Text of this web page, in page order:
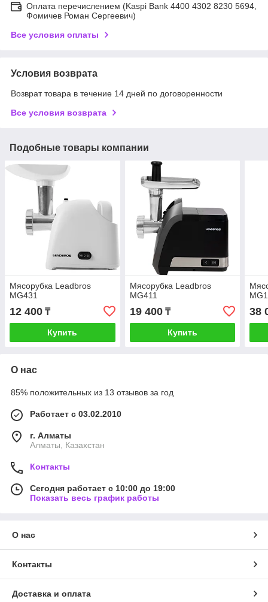
Оплата перечислением (Kaspi Bank 4400 4302 8230 5694,
Фомичев Роман Сергеевич)
Все условия оплаты
Условия возврата
Возврат товара в течение 14 дней по договоренности
Все условия возврата
Подобные товары компании
Мясорубка Leadbros
MG431
12 400 ₸
Купить
Мясорубка Leadbros
MG411
19 400₸
Купить
38
О нас
85% положительных из 13 отзывов за год
Работает с 03.02.2010
г. Алматы
Алматы, Казахстан
Контакты
Сегодня работает с 10:00 до 19:00
Показать весь график работы
О нас
Контакты
Доставка и оплата